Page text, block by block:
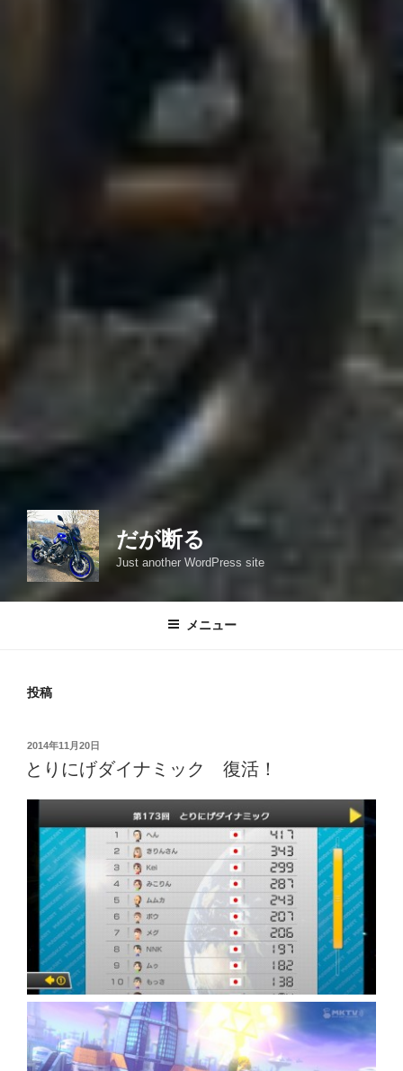
だが断る
Just another WordPress site
メニュー
投稿
投
稿
日:
2014年11月20日
とりにげダイナミック 復活！